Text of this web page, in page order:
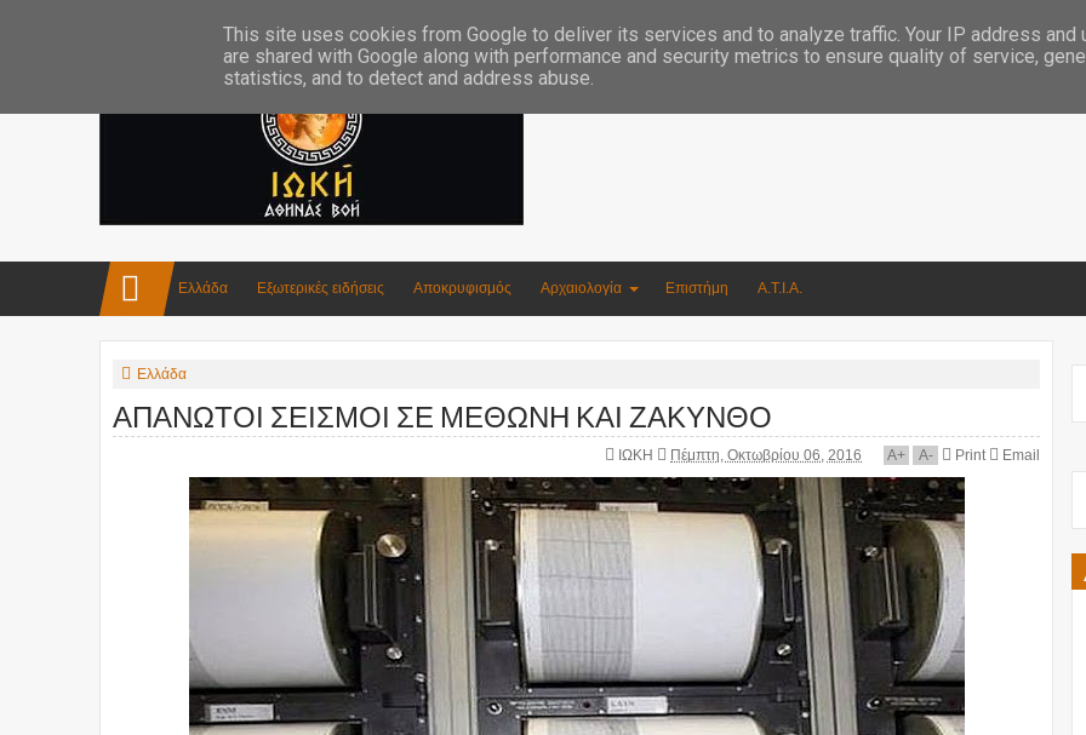
Ελλάδα Εξωτερικές ειδήσεις Αποκρυφισμός Αρχαιολογία Επιστήμη Α.Τ.Ι.Α.
Ελλάδα
ΑΠΑΝΩΤΟΙ ΣΕΙΣΜΟΙ ΣΕ ΜΕΘΩΝΗ ΚΑΙ ΖΑΚΥΝΘΟ
ΙΩΚΗ Πέμπτη, Οκτωβρίου 06, 2016 A+ A- Print Email
This site uses cookies from Google to deliver its services and to analyze traffic. Your IP address and
are shared with Google along with performance and security metrics to ensure quality of service,
statistics, and to detect and address abuse.